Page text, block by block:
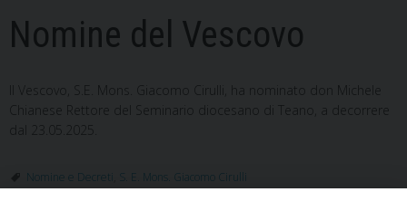
Nomine del Vescovo
Il Vescovo, S.E. Mons. Giacomo Cirulli, ha nominato don Michele
Chianese Rettore del Seminario diocesano di Teano, a decorrere
dal 23.05.2025
Nomine e Decreti S. E. Mons. Giacomo Cirulli